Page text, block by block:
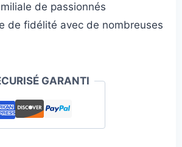
de passionnés
de fidélité avec de nombreuses
GARANTI